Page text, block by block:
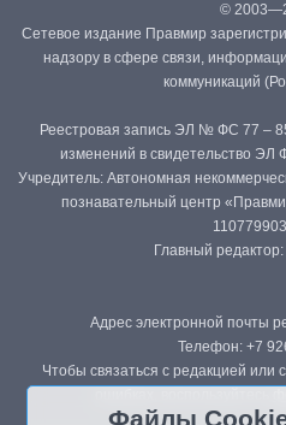
©
Сетевое издание Правмир
надзору в сфере связи,
коммуникаций
Реестровая запись ЭЛ № ФС 77 –
изменений в свидетельство ЭЛ
Учредитель: Автономная
познавательный центр
Главный
Адрес электронной почты
Телефон: +7
Чтобы связаться с редакцией или
Файлы